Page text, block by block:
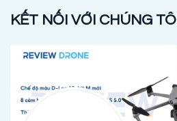
KẾT NỐI VỚI CHÚNG TÔI